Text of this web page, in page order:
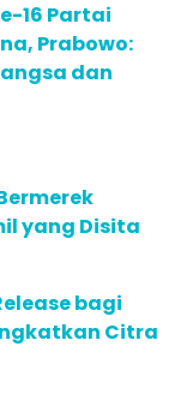
16 Partai
Prabowo:
dan
yang Disita
bagi
Citra